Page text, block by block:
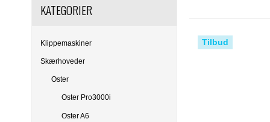
Heste klippemaskiner
Menneske klippemaskiner
Fåre klippemaskiner
Afstandskamme
KATEGORIER
Klippemaskiner
Skærhoveder
Oster
Oster Pro3000i
Oster A6
Tilbud